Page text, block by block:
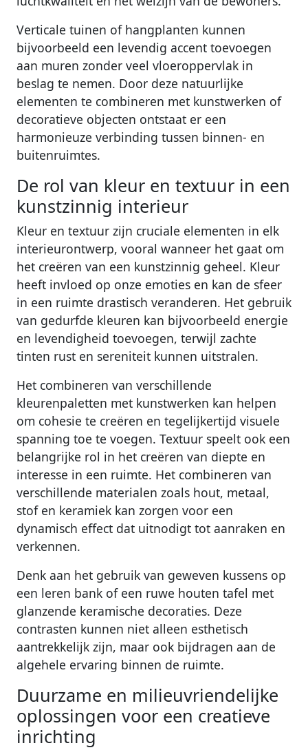
Verticale tuinen of hangplanten kunnen
bijvoorbeeld een levendig accent toevoegen
aan muren zonder veel vloeroppervlak in
beslag te nemen. Door deze natuurlijke
elementen te combineren met kunstwerken of
decoratieve objecten ontstaat er een
harmonieuze verbinding tussen binnen- en
buitenruimtes.
De rol van kleur en textuur in een
kunstzinnig interieur
Kleur en textuur zijn cruciale elementen in elk
interieurontwerp, vooral wanneer het gaat om
het creëren van een kunstzinnig geheel. Kleur
heeft invloed op onze emoties en kan de sfeer
in een ruimte drastisch veranderen. Het gebruik
van gedurfde kleuren kan bijvoorbeeld energie
en levendigheid toevoegen, terwijl zachte
tinten rust en sereniteit kunnen uitstralen.
Het combineren van verschillende
kleurenpaletten met kunstwerken kan helpen
om cohesie te creëren en tegelijkertijd visuele
spanning toe te voegen. Textuur speelt ook een
belangrijke rol in het creëren van diepte en
interesse in een ruimte. Het combineren van
verschillende materialen zoals hout, metaal,
stof en keramiek kan zorgen voor een
dynamisch effect dat uitnodigt tot aanraken en
verkennen.
Denk aan het gebruik van geweven kussens op
een leren bank of een ruwe houten tafel met
glanzende keramische decoraties. Deze
contrasten kunnen niet alleen esthetisch
aantrekkelijk zijn, maar ook bijdragen aan de
algehele ervaring binnen de ruimte.
Duurzame en milieuvriendelijke
oplossingen voor een creatieve
inrichting